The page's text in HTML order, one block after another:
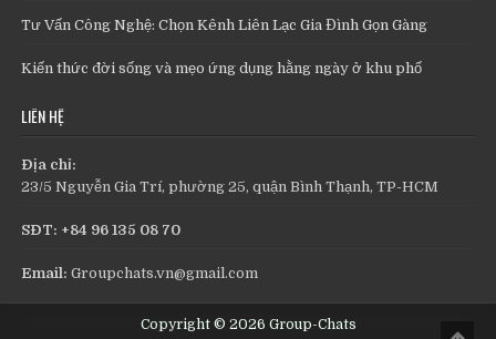
Tư Vấn Công Nghệ: Chọn Kênh Liên Lạc Gia Đình Gọn Gàng
Kiến thức đời sống và mẹo ứng dụng hằng ngày ở khu phố
LIÊN HỆ
Địa chỉ:
23/5 Nguyễn Gia Trí, phường 25, quận Bình Thạnh, TP-HCM
SĐT: +84 96 135 08 70
Email: Groupchats.vn@gmail.com
Copyright © 2026 Group-Chats